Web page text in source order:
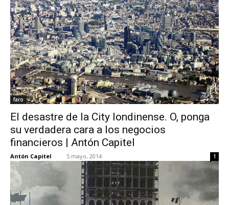
faro
El desastre de la City londinense. O, ponga
su verdadera cara a los negocios
financieros | Antón Capitel
Antón Capitel - 5 mayo, 2014 1